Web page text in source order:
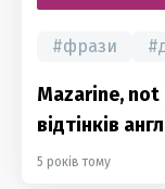
#фрази #
Mazarine, not
відтінків
5 років тому